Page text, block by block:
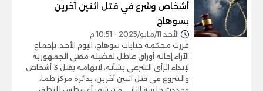
أشخاص وشرع في قتل اثنين آخرين
بسوهاج
الأحد 11/مايو/2025 - 10:51 م
قررت محكمة جنايات سوهاج، اليوم الأحد، بإجماع
الآراء إحالة أوراق عاطل لفضيلة مفتى الجمهورية
لإبداء الرأى الشرعى بشأنه، لاتهامه بقتل 3 أشخاص
والشروع فى قتل اثنين آخرين، بدائرة مركز طما،